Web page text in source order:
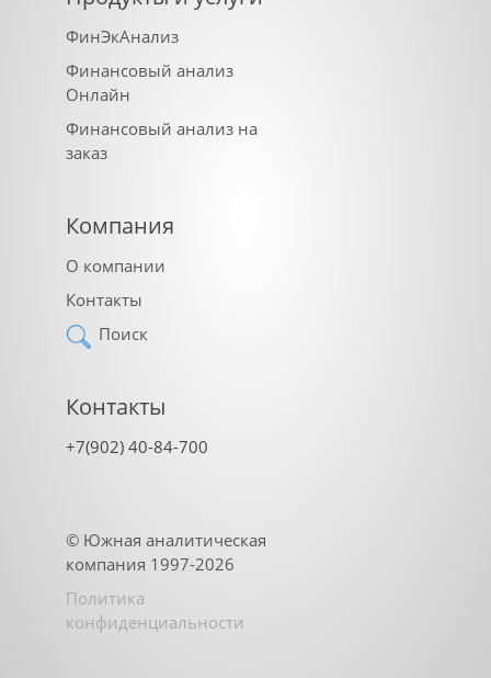
ФинЭкАнализ
Финансовый анализ
Онлайн
Финансовый анализ на
заказ
Компания
О компании
Контакты
Поиск
Контакты
+7(902) 40-84-700
© Южная аналитическая
компания 1997-2026
Политика
конфиденциальности